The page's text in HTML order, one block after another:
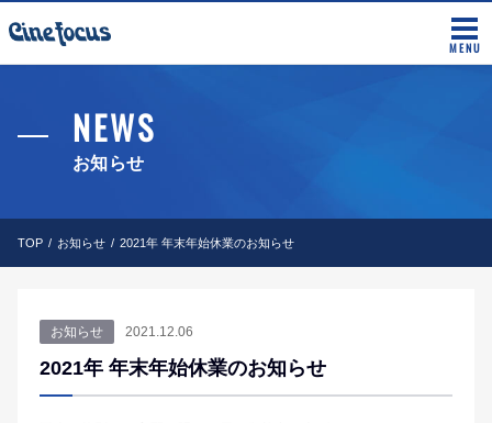
MENU
NEWS
お知らせ
TOP お知らせ 2021年 年末年始休業のお知らせ
お知らせ 2021.12.06
2021年 年末年始休業のお知らせ